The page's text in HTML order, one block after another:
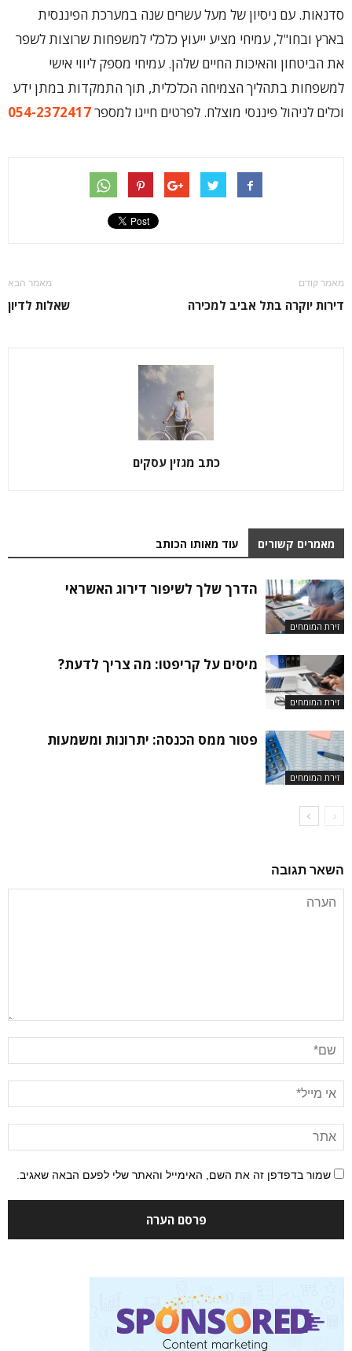
סדנאות. עם ניסיון של מעל עשרים שנה במערכת הפיננסית
בארץ ובחו"ל, עמיחי מציע ייעוץ כלכלי למשפחות שרוצות לשפר
את הביטחון והאיכות החיים שלהן. עמיחי מספק ליווי אישי
למשפחות בתהליך הצמיחה הכלכלית, תוך התמקדות במתן ידע
וכלים לניהול פיננסי מוצלח. לפרטים חייגו למספר054-2372417
מאמר קודם
דירות יוקרה בתל אביב למכירה
מאמר הבא
שאלות לדיון
כתב מגזין עסקים
מאמרים קשורים עוד מאותו הכותב
זירת המומחים
הדרך שלך לשיפור דירוג האשראי
זירת המומחים
מיסים על קריפטו: מה צריך לדעת?
זירת המומחים
פטור ממס הכנסה: יתרונות ומשמעות
השאר תגובה
שמור בדפדפן זה את השם, האימייל והאתר שלי לפעם הבאה שאגיב.